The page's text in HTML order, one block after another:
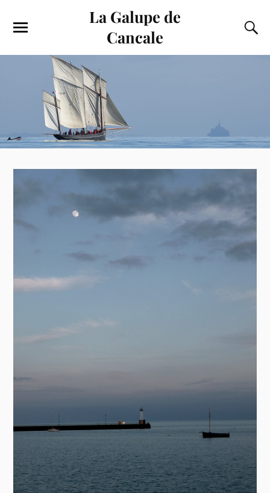
La Galupe de
Cancale